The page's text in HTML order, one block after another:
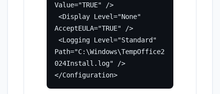
Value="TRUE" />
AcceptEULA="TRUE" />
Path="C:\Windows\TempOffice2
024Install.log" />
</Configuration>